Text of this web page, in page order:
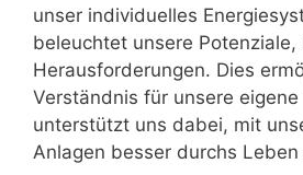
unser individuelles
beleuchtet unsere Potenziale,
Herausforderungen. Dies
Verständnis für unsere
unterstützt uns dabei, mit
Anlagen besser durchs